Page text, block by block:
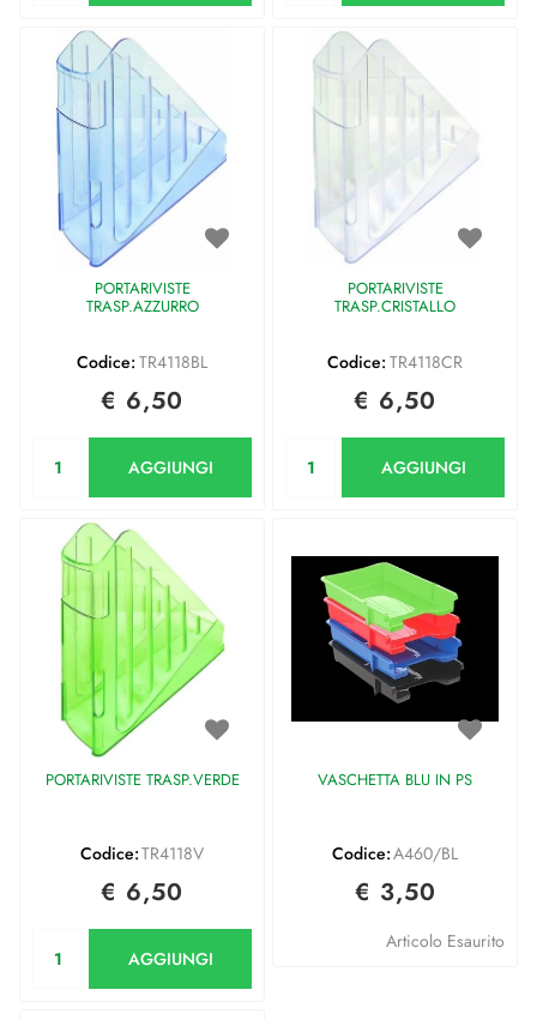
PORTARIVISTE
TRASP.AZZURRO
Codice: TR4118BL
€ 6,50
AGGIUNGI
PORTARIVISTE
TRASP.CRISTALLO
Codice: TR4118CR
€ 6,50
AGGIUNGI
PORTARIVISTE TRASP.VERDE
Codice:TR4118V
€ 6,50
AGGIUNGI
VASCHETTA BLU IN PS
Codice:A460/BL
€ 3,50
Articolo Esaurito